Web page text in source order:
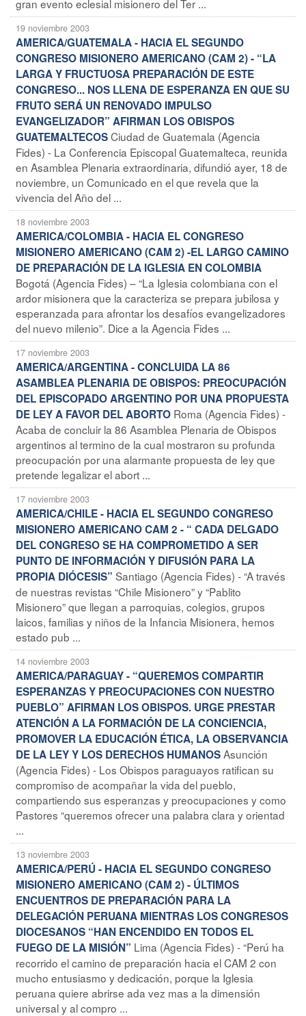
gran evento eclesial misionero del Ter ...
19 noviembre 2003
AMERICA/GUATEMALA - HACIA EL SEGUNDO
CONGRESO MISIONERO AMERICANO (CAM 2) - “LA
LARGA Y FRUCTUOSA PREPARACIÓN DE ESTE
CONGRESO... NOS LLENA DE ESPERANZA EN QUE SU
FRUTO SERÁ UN RENOVADO IMPULSO
EVANGELIZADOR” AFIRMAN LOS OBISPOS
GUATEMALTECOSCiudad de Guatemala (Agencia
Fides) - La Conferencia Episcopal Guatemalteca, reunida
en Asamblea Plenaria extraordinaria, difundió ayer, 18 de
noviembre, un Comunicado en el que revela que la
vivencia del Año del ...
18 noviembre 2003
AMERICA/COLOMBIA - HACIA EL CONGRESO
MISIONERO AMERICANO (CAM 2) -EL LARGO CAMINO
DE PREPARACIÓN DE LA IGLESIA EN COLOMBIA
Bogotá (Agencia Fides) – “La Iglesia colombiana con el
ardor misionera que la caracteriza se prepara jubilosa y
esperanzada para afrontar los desafíos evangelizadores
del nuevo milenio”. Dice a la Agencia Fides ...
17 noviembre 2003
AMERICA/ARGENTINA - CONCLUIDA LA 86
ASAMBLEA PLENARIA DE OBISPOS: PREOCUPACIÓN
DEL EPISCOPADO ARGENTINO POR UNA PROPUESTA
DE LEY A FAVOR DEL ABORTO Roma (Agencia Fides) -
Acaba de concluir la 86 Asamblea Plenaria de Obispos
argentinos al termino de la cual mostraron su profunda
preocupación por una alarmante propuesta de ley que
pretende legalizar el abort ...
17 noviembre 2003
AMERICA/CHILE - HACIA EL SEGUNDO CONGRESO
MISIONERO AMERICANO CAM 2 - “ CADA DELGADO
DEL CONGRESO SE HA COMPROMETIDO A SER
PUNTO DE INFORMACIÓN Y DIFUSIÓN PARA LA
PROPIA DIÓCESIS” Santiago (Agencia Fides) - “A través
de nuestras revistas “Chile Misionero” y “Pablito
Misionero” que llegan a parroquias, colegios, grupos
laicos, familias y niños de la Infancia Misionera, hemos
estado pub ...
14 noviembre 2003
AMERICA/PARAGUAY - “QUEREMOS COMPARTIR
ESPERANZAS Y PREOCUPACIONES CON NUESTRO
PUEBLO” AFIRMAN LOS OBISPOS. URGE PRESTAR
ATENCIÓN A LA FORMACIÓN DE LA CONCIENCIA,
PROMOVER LA EDUCACIÓN ÉTICA, LA OBSERVANCIA
DE LA LEY Y LOS DERECHOS HUMANOSAsunción
(Agencia Fides) - Los Obispos paraguayos ratifican su
compromiso de acompañar la vida del pueblo,
compartiendo sus esperanzas y preocupaciones y como
Pastores “queremos ofrecer una palabra clara y orientad
...
13 noviembre 2003
AMERICA/PERÚ - HACIA EL SEGUNDO CONGRESO
MISIONERO AMERICANO (CAM 2) - ÚLTIMOS
ENCUENTROS DE PREPARACIÓN PARA LA
DELEGACIÓN PERUANA MIENTRAS LOS CONGRESOS
DIOCESANOS “HAN ENCENDIDO EN TODOS EL
FUEGO DE LA MISIÓN” Lima (Agencia Fides) - “Perú ha
recorrido el camino de preparación hacia el CAM 2 con
mucho entusiasmo y dedicación, porque la Iglesia
peruana quiere abrirse ada vez mas a la dimensión
universal y al compro ...